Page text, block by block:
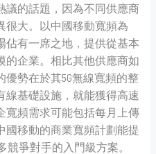
議的話題，因為不同供應商
很大。以中國移動寬頻為
佔有一席之地，提供從基本
的企業。相比其他供應商如
勢在於其5G無線寬頻的整
線基礎設施，就能獲得高速
寬頻需求可能包括每月上傳
國移動的商業寬頻計劃能提
競爭對手的入門級方案。